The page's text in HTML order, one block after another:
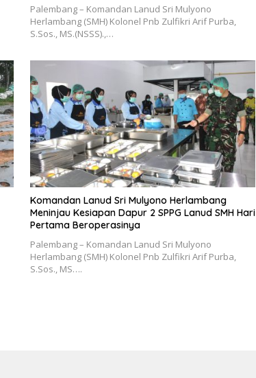
Palembang – Komandan Lanud Sri Mulyono
Herlambang (SMH) Kolonel Pnb Zulfikri Arif Purba,
S.Sos., MS.(NSSS).,…
Komandan Lanud Sri Mulyono Herlambang
Meninjau Kesiapan Dapur 2 SPPG Lanud SMH Hari
Pertama Beroperasinya
Palembang – Komandan Lanud Sri Mulyono
Herlambang (SMH) Kolonel Pnb Zulfikri Arif Purba,
S.Sos., MS….